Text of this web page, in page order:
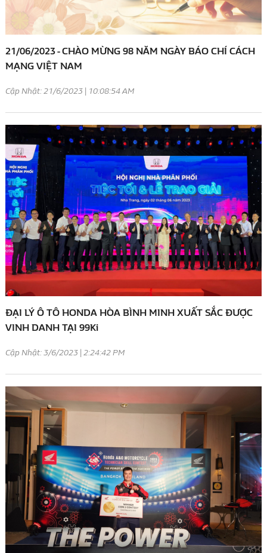
21/06/2023 - CHÀO MỪNG 98 NĂM NGÀY BÁO CHÍ CÁCH
MẠNG VIỆT NAM
Cập Nhật: 21/6/2023 | 10:08:54 AM
ĐẠI LÝ Ô TÔ HONDA HÒA BÌNH MINH XUẤT SẮC ĐƯỢC
VINH DANH TẠI 99Ki
Cập Nhật: 3/6/2023 | 2:24:42 PM